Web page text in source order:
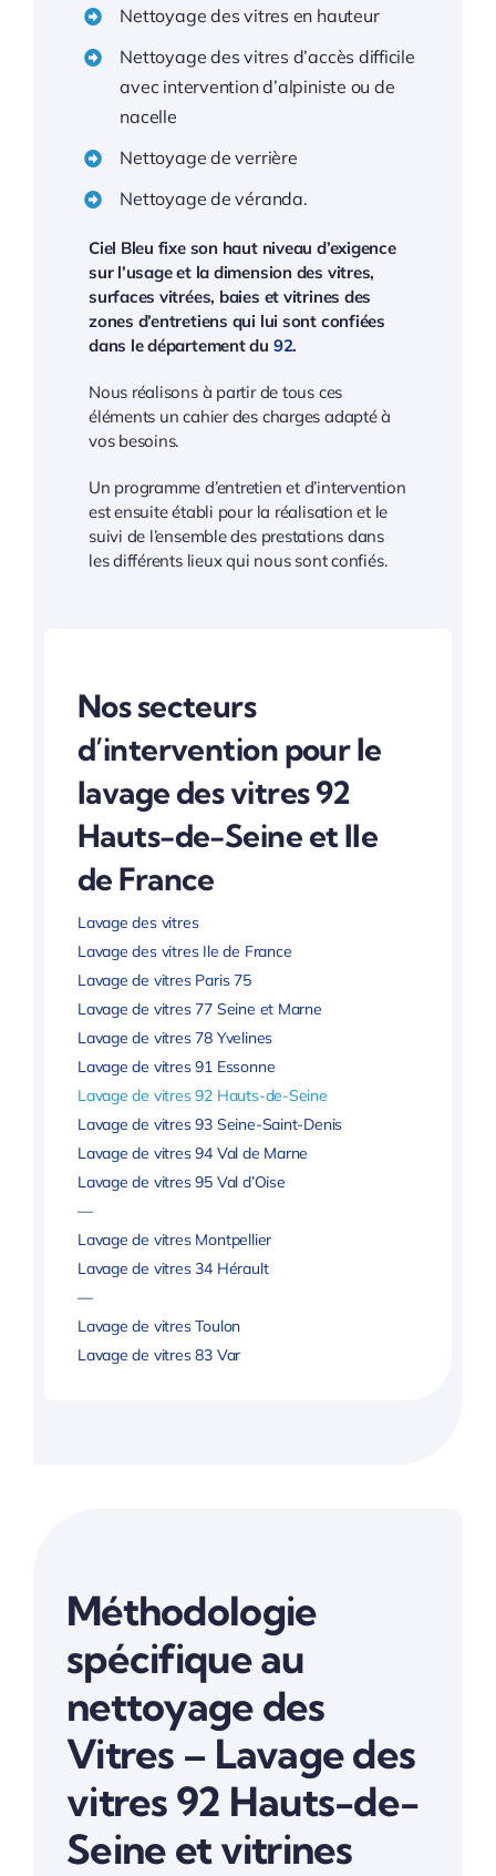
Nettoyage des vitres en hauteur
Nettoyage des vitres d’accès difficile
avec intervention d’alpiniste ou de
nacelle
Nettoyage de verrière
Nettoyage de véranda.
Ciel Bleu fixe son haut niveau d’exigence
sur l’usage et la dimension des vitres,
surfaces vitrées, baies et vitrines des
zones d’entretiens qui lui sont confiées
dans le département du 92.
Nous réalisons à partir de tous ces
éléments un cahier des charges adapté à
vos besoins.
Un programme d’entretien et d’intervention
est ensuite établi pour la réalisation et le
suivi de l’ensemble des prestations dans
les différents lieux qui nous sont confiés.
Nos secteurs
d’intervention pour le
lavage des vitres 92
Hauts-de-Seine et Ile
de France
Lavage des vitres
Lavage des vitres Ile de France
Lavage de vitres Paris 75
Lavage de vitres 77 Seine et Marne
Lavage de vitres 78 Yvelines
Lavage de vitres 91 Essonne
Lavage de vitres 92 Hauts-de-Seine
Lavage de vitres 93 Seine-Saint-Denis
Lavage de vitres 94 Val de Marne
Lavage de vitres 95 Val d’Oise
—
Lavage de vitres Montpellier
Lavage de vitres 34 Hérault
—
Lavage de vitres Toulon
Lavage de vitres 83 Var
Méthodologie
spécifique au
nettoyage des
Vitres – Lavage des
vitres 92 Hauts-de-
Seine et vitrines